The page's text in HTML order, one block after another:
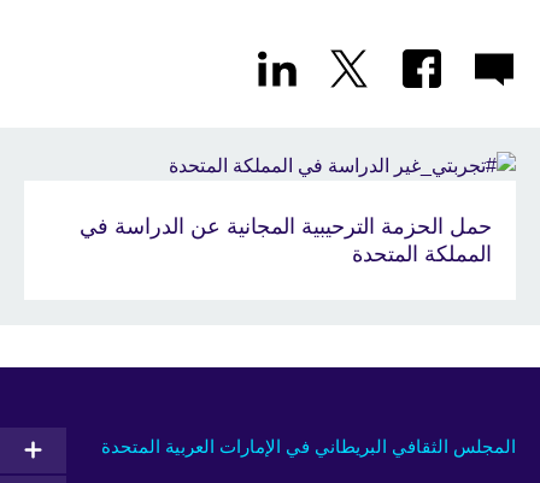
حمل الحزمة الترحيبية المجانية عن الدراسة في
المملكة المتحدة
المجلس الثقافي البريطاني في الإمارات العربية المتحدة